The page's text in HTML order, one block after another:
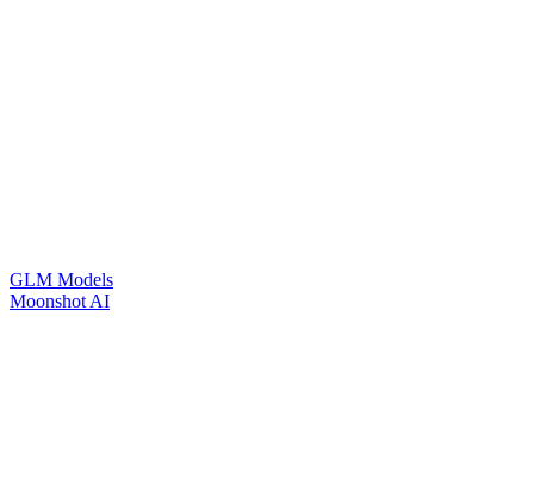
GLM Models
Moonshot AI